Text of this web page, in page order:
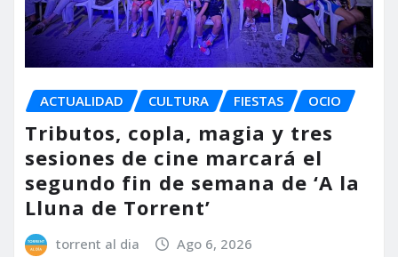
ACTUALIDAD CULTURA FIESTAS OCIO
Tributos, copla, magia y tres
sesiones de cine marcará el
segundo fin de semana de ‘A la
Lluna de Torrent’
torrent al dia Ago 6, 2026